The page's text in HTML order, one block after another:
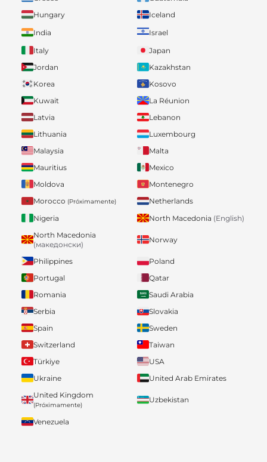
Hungary
Iceland
India
Israel
Italy
Japan
Jordan
Kazakhstan
Korea
Kosovo
Kuwait
La Réunion
Latvia
Lebanon
Lithuania
Luxembourg
Malaysia
Malta
Mauritius
Mexico
Moldova
Montenegro
Morocco (Próximamente)
Netherlands
Nigeria
North Macedonia (English)
North Macedonia
(македонски)
Norway
Philippines
Poland
Portugal
Qatar
Romania
Saudi Arabia
Serbia
Slovakia
Spain
Sweden
Switzerland
Taiwan
Türkiye
USA
Ukraine
United Arab Emirates
United Kingdom
(Próximamente)
Uzbekistan
Venezuela